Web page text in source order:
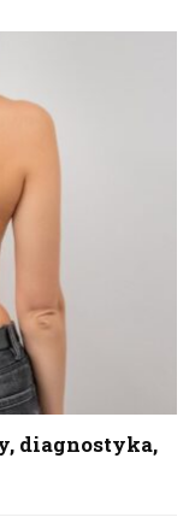
diagnostyka,